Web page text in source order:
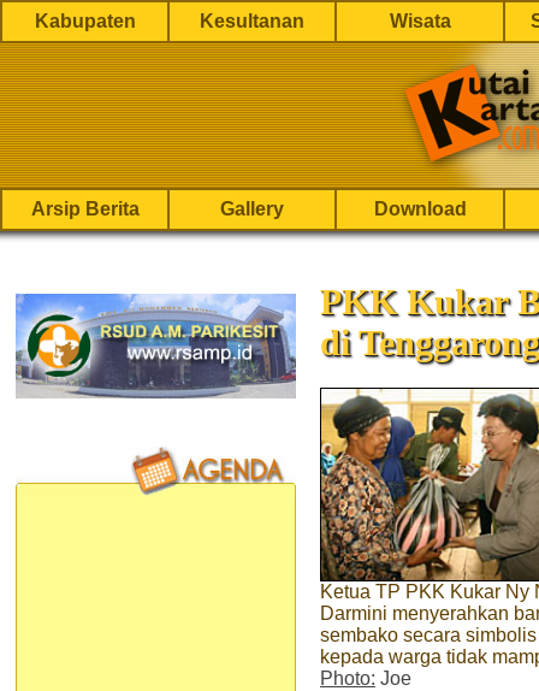
Kabupaten Kesultanan Wisata
Arsip Berita Gallery Download
PKK Kukar
di Tenggarong
Ketua TP PKK Kukar Ny
Darmini menyerahkan
sembako secara simbolis
kepada warga tidak
Photo: Joe